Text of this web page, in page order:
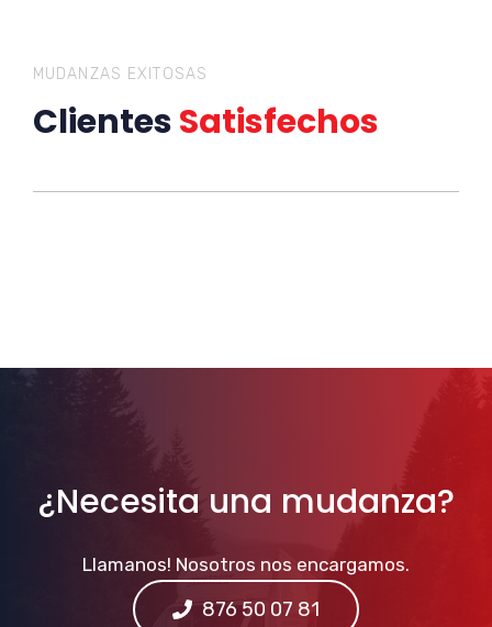
MUDANZAS EXITOSAS
ClientesSatisfechos
¿Necesita una mudanza?
Llamanos! Nosotros nos encargamos.
876 50 07 81